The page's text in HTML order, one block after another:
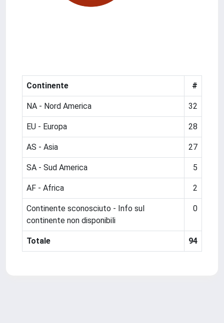
Continente #
NA - Nord America 32
EU - Europa 28
AS - Asia 27
SA - Sud America 5
AF - Africa 2
Continente sconosciuto - Info sul
continente non disponibili
0
Totale 94